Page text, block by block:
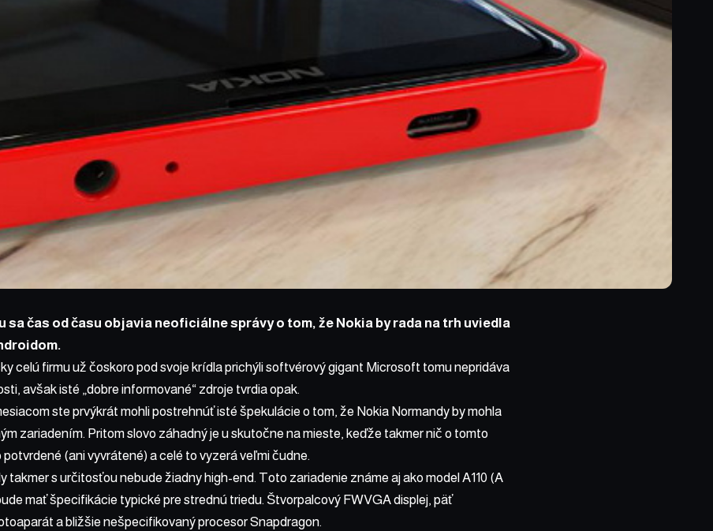
sa čas od času objavia neoficiálne správy o tom, že Nokia by rada na trh uviedla
celú firmu už čoskoro pod svoje krídla prichýli softvérový gigant Microsoft tomu nepridáva
avšak isté „dobre informované“ zdroje tvrdia opak.
ste prvýkrát mohli postrehnúť isté špekulácie o tom, že Nokia Normandy by mohla
zariadením. Pritom slovo záhadný je u skutočne na mieste, keďže takmer nič o tomto
(ani vyvrátené) a celé to vyzerá veľmi čudne.
takmer s určitosťou nebude žiadny high-end. Toto zariadenie známe aj ako model A110 (A
mať špecifikácie typické pre strednú triedu. Štvorpalcový FWVGA displej, päť
a bližšie nešpecifikovaný procesor Snapdragon.